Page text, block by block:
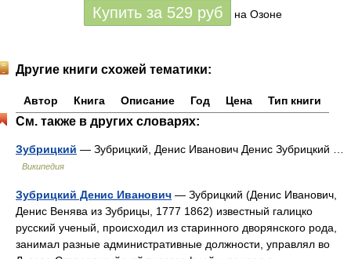
Купить за 529 руб на Озоне
Другие книги схожей тематики:
Автор Книга Описание Год Цена Тип книги
См. также в других словарях:
Зубрицкий — Зубрицкий, Денис Иванович Денис Зубрицкий …
Википедия
Зубрицкий Денис Иванович — Зубрицкий (Денис Иванович,
Денис Венява из Зубрицы, 1777 1862) известный галицко
русский ученый, происходил из старинного дворянского рода,
занимал разные административные должности, управлял во